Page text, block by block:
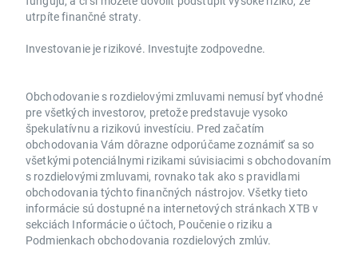
utrpíte finančné straty.
Investovanie je rizikové. Investujte zodpovedne.
Obchodovanie s rozdielovými zmluvami nemusí byť vhodné
pre všetkých investorov, pretože predstavuje vysoko
špekulatívnu a rizikovú investíciu. Pred začatím
obchodovania Vám dôrazne odporúčame zoznámiť sa so
všetkými potenciálnymi rizikami súvisiacimi s obchodovaním
s rozdielovými zmluvami, rovnako tak ako s pravidlami
obchodovania týchto finančných nástrojov. Všetky tieto
informácie sú dostupné na internetových stránkach XTB v
sekciách Informácie o účtoch, Poučenie o riziku a
Podmienkach obchodovania rozdielových zmlúv.